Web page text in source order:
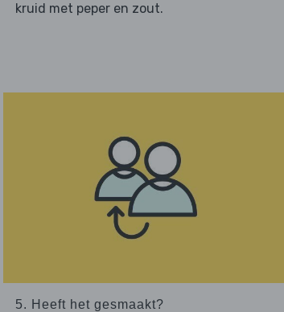
kruid met peper en zout.
5. Heeft het gesmaakt?